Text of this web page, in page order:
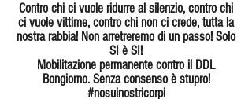
Contro chi ci vuole ridurre al silenzio, contro chi
ci vuole vittime, contro chi non ci crede, tutta la
nostra rabbia! Non arretreremo di un passo! Solo
SI è SI!
Mobilitazione permanente contro il DDL
Bongiorno. Senza consenso è stupro!
#nosuinostricorpi